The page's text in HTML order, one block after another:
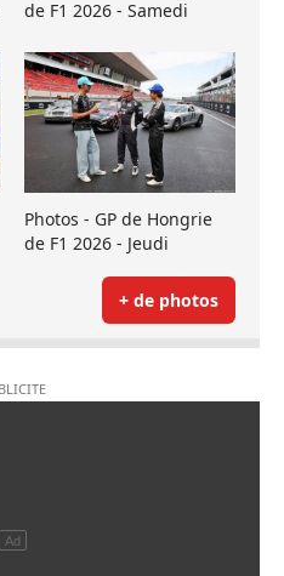
de F1 2026 - Samedi
Photos - GP de Hongrie
de F1 2026 - Jeudi
+ de photos